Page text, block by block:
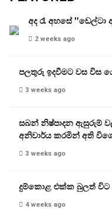
අද රෑ අහසේ
2 weeks ago
පලතුරු ඉදවීමට වස විස
3 weeks ago
සබන් නිෂ්පාදන ඇසුරුම්
අනිවාර්ය කරමින් අති
3 weeks ago
දුම්කොළ එක්ක බුලත්
4 weeks ago